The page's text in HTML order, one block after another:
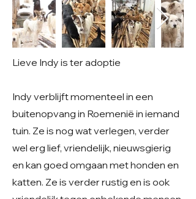
Lieve Indy is ter adoptie
Indy verblijft momenteel in een
buitenopvang in Roemenië in iemand
tuin. Ze is nog wat verlegen, verder
wel erg lief, vriendelijk, nieuwsgierig
en kan goed omgaan met honden en
katten. Ze is verder rustig en is ook